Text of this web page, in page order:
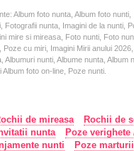
Album foto nunta, Album foto
Fotografii nunta, Imagini de la nunti,
mire si mireasa, Foto nunti, Foto
Poze cu miri, Imagini Mirii anului
Albumuri nunti, Albume nunta,
Album foto on-line, Poze nunti.
de mireasa
Rochii de
nunta
Poze
nunti
Poze